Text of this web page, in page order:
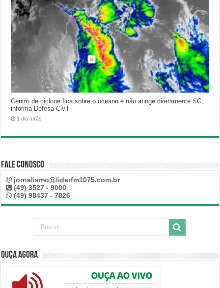
Centro de ciclone fica sobre o oceano e não atinge diretamente SC,
informa Defesa Civil
1 dia atrás
Fale Conosco
jornalismo@liderfm1075.com.br
(49) 3527 - 9000
(49) 98437 - 7826
Ouça Agora